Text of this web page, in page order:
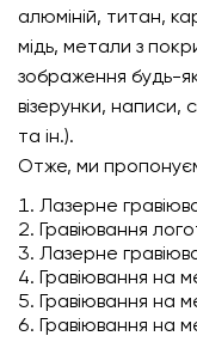
алюміній, титан,
мідь, метали з
зображення будь-
візерунки, написи,
та ін.).
Отже, ми
Лазерне
Гравіювання
Лазерне
Гравіювання на
Гравіювання на
Гравіювання на